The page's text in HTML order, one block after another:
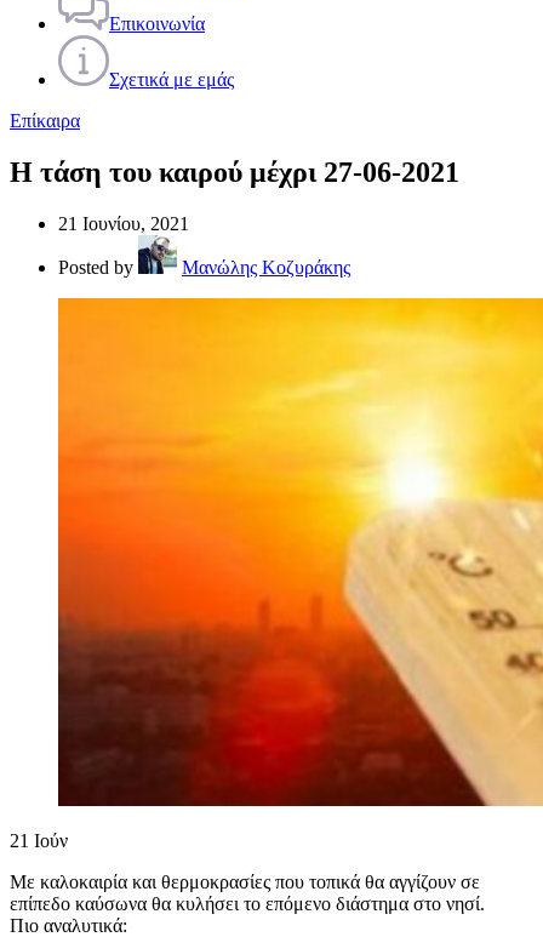
Επικοινωνία
Σχετικά με εμάς
Επίκαιρα
Η τάση του καιρού μέχρι 27-06-2021
21 Ιουνίου, 2021
Posted by Μανώλης Κοζυράκης
21 Ιούν
Με καλοκαιρία και θερμοκρασίες που τοπικά θα αγγίζουν σε
επίπεδο καύσωνα θα κυλήσει το επόμενο διάστημα στο νησί.
Πιο αναλυτικά: